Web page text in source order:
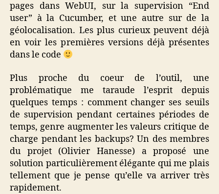
pages dans WebUI, sur la supervision “End
user” à la Cucumber, et une autre sur de la
géolocalisation. Les plus curieux peuvent déjà
en voir les premières versions déjà présentes
dans le code
Plus proche du coeur de l’outil, une
problématique me taraude l’esprit depuis
quelques temps : comment changer ses seuils
de supervision pendant certaines périodes de
temps, genre augmenter les valeurs critique de
charge pendant les backups? Un des membres
du projet (Olivier Hanesse) a proposé une
solution particulièrement élégante qui me plais
tellement que je pense qu’elle va arriver très
rapidement.